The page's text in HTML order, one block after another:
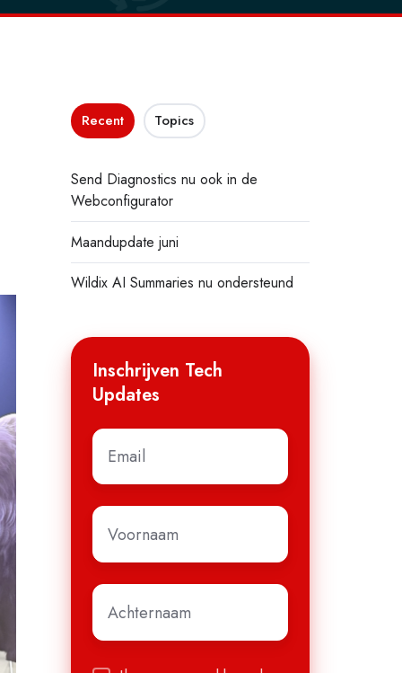
Recent Topics
Send Diagnostics nu ook in de
Webconfigurator
Maandupdate juni
Wildix AI Summaries nu ondersteund
Inschrijven Tech
Updates
E-
mail*
Voornaam
Achternaam